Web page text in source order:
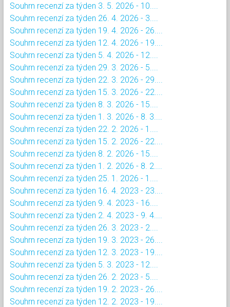
Souhrn recenzí za týden 3. 5. 2026 - 10....
Souhrn recenzí za týden 26. 4. 2026 - 3....
Souhrn recenzí za týden 19. 4. 2026 - 26....
Souhrn recenzí za týden 12. 4. 2026 - 19....
Souhrn recenzí za týden 5. 4. 2026 - 12....
Souhrn recenzí za týden 29. 3. 2026 - 5....
Souhrn recenzí za týden 22. 3. 2026 - 29....
Souhrn recenzí za týden 15. 3. 2026 - 22....
Souhrn recenzí za týden 8. 3. 2026 - 15....
Souhrn recenzí za týden 1. 3. 2026 - 8. 3....
Souhrn recenzí za týden 22. 2. 2026 - 1....
Souhrn recenzí za týden 15. 2. 2026 - 22....
Souhrn recenzí za týden 8. 2. 2026 - 15....
Souhrn recenzí za týden 1. 2. 2026 - 8. 2....
Souhrn recenzí za týden 25. 1. 2026 - 1....
Souhrn recenzí za týden 16. 4. 2023 - 23....
Souhrn recenzí za týden 9. 4. 2023 - 16....
Souhrn recenzí za týden 2. 4. 2023 - 9. 4....
Souhrn recenzí za týden 26. 3. 2023 - 2....
Souhrn recenzí za týden 19. 3. 2023 - 26....
Souhrn recenzí za týden 12. 3. 2023 - 19....
Souhrn recenzí za týden 5. 3. 2023 - 12....
Souhrn recenzí za týden 26. 2. 2023 - 5....
Souhrn recenzí za týden 19. 2. 2023 - 26....
Souhrn recenzí za týden 12. 2. 2023 - 19....